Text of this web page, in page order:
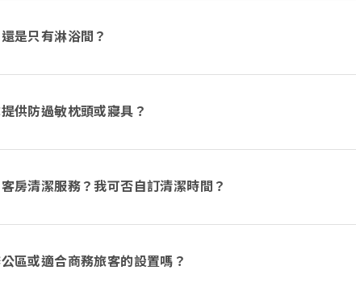
是只有淋浴間？
供防過敏枕頭或寢具？
房清潔服務？我可否自訂清潔時間？
區或適合商務旅客的設置嗎？